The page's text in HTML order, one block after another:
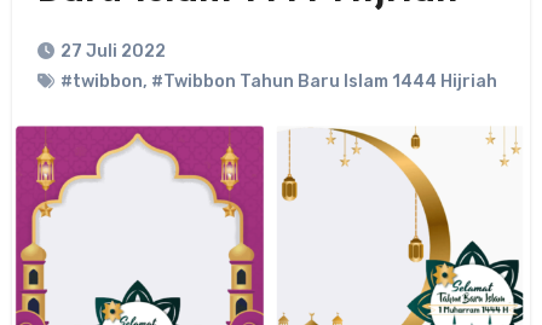
27 Juli 2022
#twibbon, #Twibbon Tahun Baru Islam 1444 Hijriah